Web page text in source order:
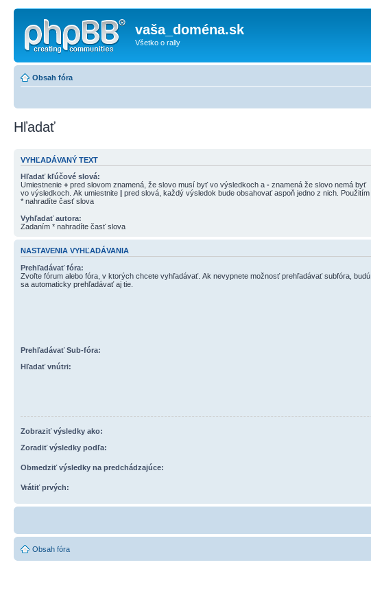
vaša_doména.sk
Všetko o rally
Obsah fóra
Hľadať
VYHĽADÁVANÝ TEXT
Hľadať kľúčové slová:
Umiestnenie + pred slovom znamená, že slovo musí byť vo výsledkoch a - znamená že slovo nemá byť
vo výsledkoch. Ak umiestnite | pred slová, každý výsledok bude obsahovať aspoň jedno z nich. Použitím
* nahradíte časť slova
Vyhľadať autora:
Zadaním * nahradíte časť slova
NASTAVENIA VYHĽADÁVANIA
Prehľadávať fóra:
Zvoľte fórum alebo fóra, v ktorých chcete vyhľadávať. Ak nevypnete možnosť prehľadávať subfóra, budú
sa automaticky prehľadávať aj tie.
Prehľadávať Sub-fóra:
Hľadať vnútri:
Zobraziť výsledky ako:
Zoradiť výsledky podľa:
Obmedziť výsledky na predchádzajúce:
Vrátiť prvých:
Obsah fóra